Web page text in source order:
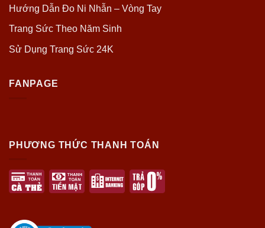
Hướng Dẫn Đo Ni Nhẫn – Vòng Tay
Trang Sức Theo Năm Sinh
Sử Dụng Trang Sức 24K
FANPAGE
PHƯƠNG THỨC THANH TOÁN